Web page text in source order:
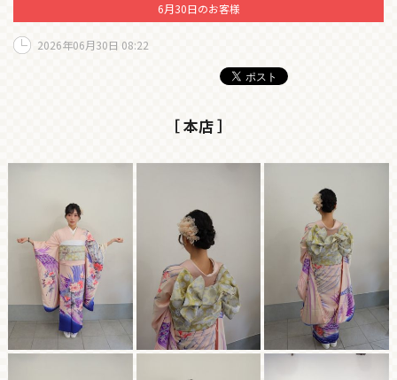
6月30日のお客様
2026年06月30日 08:22
［ 本店 ］